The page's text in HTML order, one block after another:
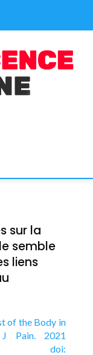
sur la
semble
liens
of the Body in
J Pain. 2021
doi: